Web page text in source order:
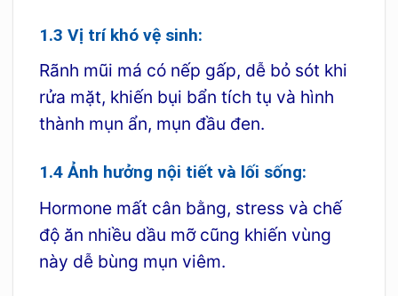
1.3 Vị trí khó vệ sinh:
Rãnh mũi má có nếp gấp, dễ bỏ sót khi
rửa mặt, khiến bụi bẩn tích tụ và hình
thành mụn ẩn, mụn đầu đen.
1.4 Ảnh hưởng nội tiết và lối sống:
Hormone mất cân bằng, stress và chế
độ ăn nhiều dầu mỡ cũng khiến vùng
này dễ bùng mụn viêm.